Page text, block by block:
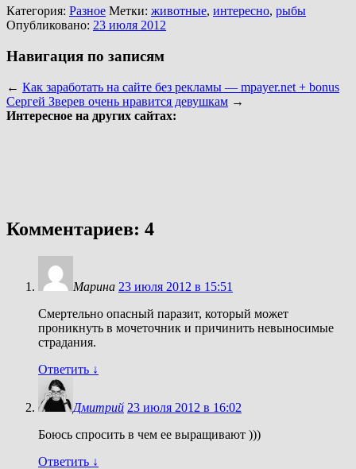
Категория: Разное Метки: животные, интересно, рыбы
Опубликовано: 23 июля 2012
Навигация по записям
← Как заработать на сайте без рекламы — mpayer.net + bonus
Сергей Зверев очень нравится девушкам →
Интересное на других сайтах:
Комментариев: 4
Марина 23 июля 2012 в 15:51
Смертельно опасный паразит, который может
проникнуть в мочеточник и причинить невыносимые
страдания.
Ответить ↓
Дмитрий 23 июля 2012 в 16:02
Боюсь спросить в чем ее выращивают )))
Ответить ↓